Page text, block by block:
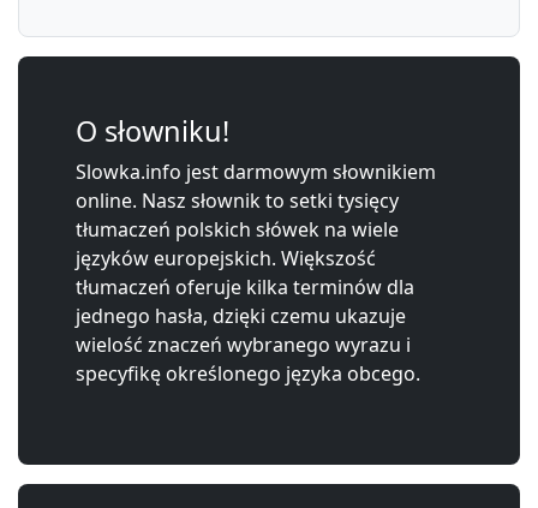
O słowniku!
Slowka.info jest darmowym słownikiem
online. Nasz słownik to setki tysięcy
tłumaczeń polskich słówek na wiele
języków europejskich. Większość
tłumaczeń oferuje kilka terminów dla
jednego hasła, dzięki czemu ukazuje
wielość znaczeń wybranego wyrazu i
specyfikę określonego języka obcego.